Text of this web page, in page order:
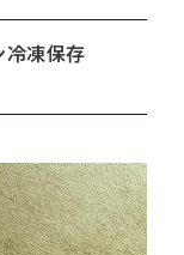
凍保存